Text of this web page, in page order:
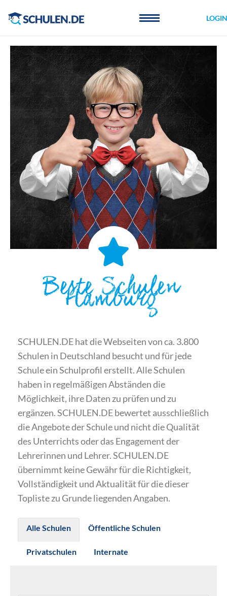
LOGIN
Beste Schulen
Hamburg
SCHULEN.DE hat die Webseiten von ca. 3.800
Schulen in Deutschland besucht und für jede
Schule ein Schulprofil erstellt. Alle Schulen
haben in regelmäßigen Abständen die
Möglichkeit, ihre Daten zu prüfen und zu
ergänzen. SCHULEN.DE bewertet ausschließlich
die Angebote der Schule und nicht die Qualität
des Unterrichts oder das Engagement der
Lehrerinnen und Lehrer. SCHULEN.DE
übernimmt keine Gewähr für die Richtigkeit,
Vollständigkeit und Aktualität für die dieser
Topliste zu Grunde liegenden Angaben.
Alle Schulen Öffentliche Schulen
Privatschulen Internate